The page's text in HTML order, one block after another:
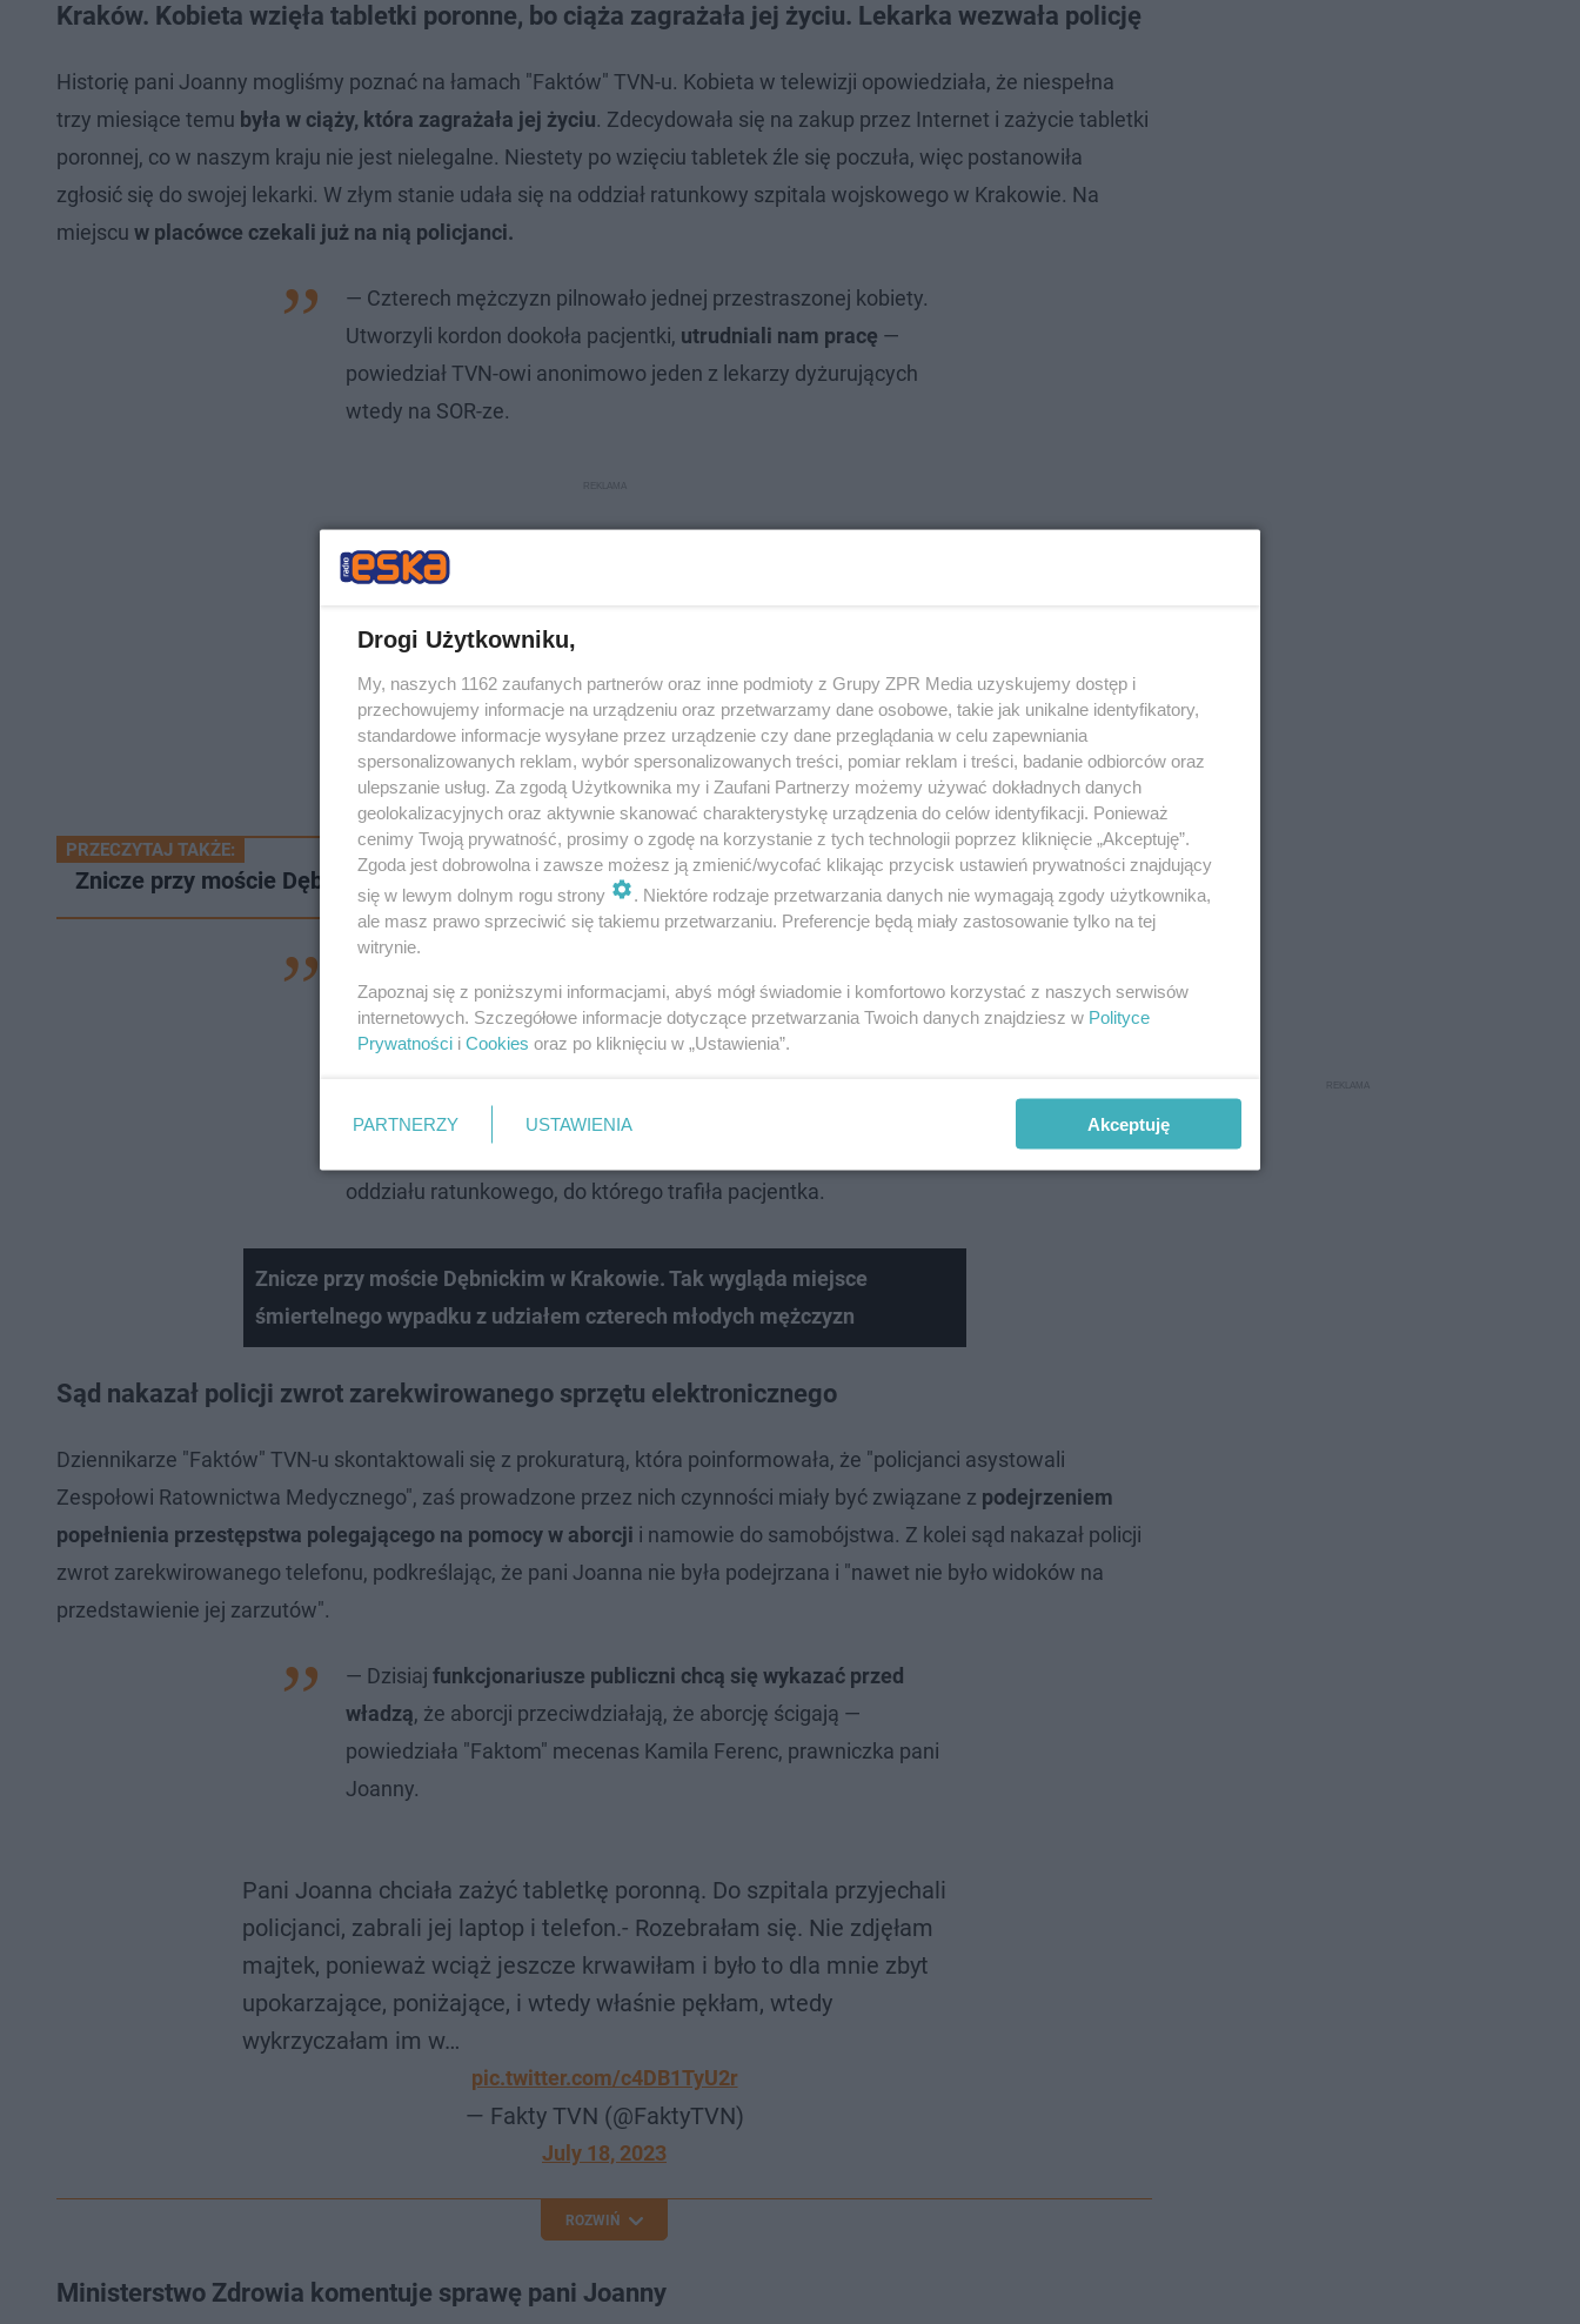
Kraków. Kobieta wzięła tabletki poronne, bo ciąża zagrażała jej życiu. Lekarka wezwała policję
Historię pani Joanny mogliśmy poznać na łamach "Faktów" TVN-u. Kobieta w telewizji opowiedziała, że niespełna
trzy miesiące temu była w ciąży, która zagrażała jej życiu. Zdecydowała się na zakup przez Internet i zażycie tabletki
poronnej, co w naszym kraju nie jest nielegalne. Niestety po wzięciu tabletek źle się poczuła, więc postanowiła
zgłosić się do swojej lekarki. W złym stanie udała się na oddział ratunkowy szpitala wojskowego w Krakowie. Na
miejscu w placówce czekali już na nią policjanci.
— Czterech mężczyzn pilnowało jednej przestraszonej kobiety.
Utworzyli kordon dookoła pacjentki, utrudniali nam pracę —
powiedział TVN-owi anonimowo jeden z lekarzy dyżurujących
wtedy na SOR-ze.
PRZECZYTAJ TAKŻE:
Znicze przy moście Dębnickim. Krakowianie w mocnych słowach komentują śmierteln…
krwawiłam i byłoto dla mnie zbyt upokarzające, poniżające, i
wtedy właśnie pękłam, wtedy wykrzyczałam im w twarz: "czego
"Faktów". — Co chwilę pojawiały się tylko pytania: gdzie ma
oddziału ratunkowego, do którego trafiła pacjentka.
Znicze przy moście Dębnickim w Krakowie. Tak wygląda miejsce
śmiertelnego wypadku z udziałem czterech młodych mężczyzn
Sąd nakazał policji zwrot zarekwirowanego sprzętu elektronicznego
Dziennikarze "Faktów" TVN-u skontaktowali się z prokuraturą, która poinformowała, że "policjanci asystowali
Zespołowi Ratownictwa Medycznego", zaś prowadzone przez nich czynności miały być związane z podejrzeniem
popełnienia przestępstwa polegającego na pomocy w aborcji i namowie do samobójstwa. Z kolei sąd nakazał policji
zwrot zarekwirowanego telefonu, podkreślając, że pani Joanna nie była podejrzana i "nawet nie było widoków na
przedstawienie jej zarzutów".
— Dzisiaj funkcjonariusze publiczni chcą się wykazać przed
władzą, że aborcji przeciwdziałają, że aborcję ścigają —
powiedziała "Faktom" mecenas Kamila Ferenc, prawniczka pani
Joanny.
Pani Joanna chciała zażyć tabletkę poronną. Do szpitala przyjechali
policjanci, zabrali jej laptop i telefon.- Rozebrałam się. Nie zdjęłam
majtek, ponieważ wciąż jeszcze krwawiłam i było to dla mnie zbyt
upokarzające, poniżające, i wtedy właśnie pękłam, wtedy
wykrzyczałam im w…
pic.twitter.com/c4DB1TyU2r
— Fakty TVN (@FaktyTVN)
July 18, 2023
ROZWIŃ
Ministerstwo Zdrowia komentuje sprawę pani Joanny
Drogi Użytkowniku,
My, naszych 1162 zaufanych partnerów oraz inne podmioty z Grupy ZPR Media uzyskujemy dostęp i
przechowujemy informacje na urządzeniu oraz przetwarzamy dane osobowe, takie jak unikalne identyfikatory,
standardowe informacje wysyłane przez urządzenie czy dane przeglądania w celu zapewniania
spersonalizowanych reklam, wybór spersonalizowanych treści, pomiar reklam i treści, badanie odbiorców oraz
ulepszanie usług. Za zgodą Użytkownika my i Zaufani Partnerzy możemy używać dokładnych danych
geolokalizacyjnych oraz aktywnie skanować charakterystykę urządzenia do celów identyfikacji. Ponieważ
cenimy Twoją prywatność, prosimy o zgodę na korzystanie z tych technologii poprzez kliknięcie „Akceptuję”.
Zgoda jest dobrowolna i zawsze możesz ją zmienić/wycofać klikając przycisk ustawień prywatności znajdujący
się w lewym dolnym rogu strony
. Niektóre rodzaje przetwarzania danych nie wymagają zgody użytkownika,
ale masz prawo sprzeciwić się takiemu przetwarzaniu. Preferencje będą miały zastosowanie tylko na tej
witrynie.
Zapoznaj się z poniższymi informacjami, abyś mógł świadomie i komfortowo korzystać z naszych serwisów
internetowych. Szczegółowe informacje dotyczące przetwarzania Twoich danych znajdziesz w Polityce
Prywatności i Cookies oraz po kliknięciu w „Ustawienia”.
PARTNERZY USTAWIENIA Akceptuję